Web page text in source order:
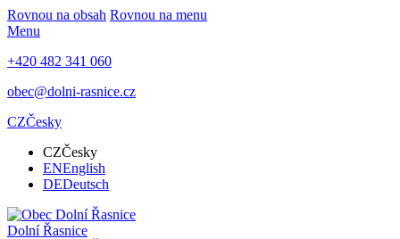
Rovnou na obsah Rovnou na menu
Menu
+420 482 341 060
obec@dolni-rasnice.cz
CZČesky
CZČesky
ENEnglish
DEDeutsch
Dolní Řasnice